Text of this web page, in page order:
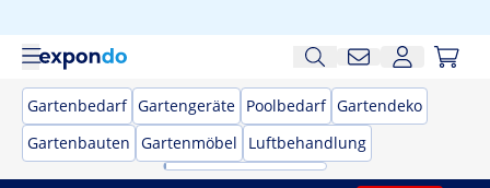
Gartenbedarf Gartengeräte Poolbedarf Gartendeko
Gartenbauten Gartenmöbel Luftbehandlung